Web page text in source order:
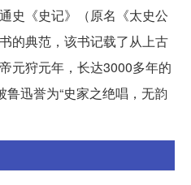
史《史记》（原名《太史公
的典范，该书记载了从上古
元狩元年，长达3000多年的
鲁迅誉为“史家之绝唱，无韵